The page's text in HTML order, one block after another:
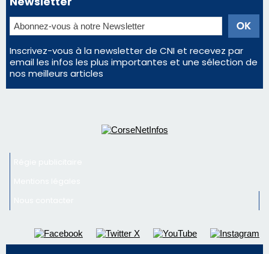
Inscrivez-vous à la newsletter de CNI et recevez par
email les infos les plus importantes et une sélection de
nos meilleurs articles